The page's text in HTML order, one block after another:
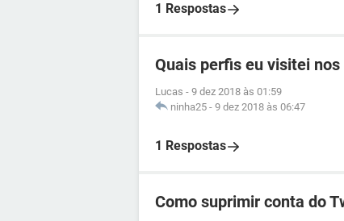
1 Respostas
Quais perfis eu visitei
Lucas - 9 dez 2018 às 01:59
ninha25 - 9 dez 2018 às 06:47
1 Respostas
Como suprimir conta do